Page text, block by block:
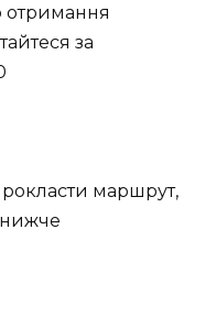
отримання
за
маршрут,